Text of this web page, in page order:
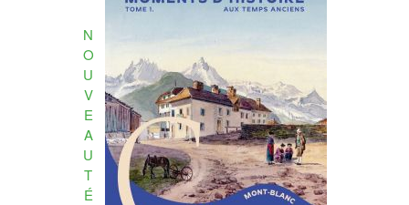
N
O
U
V
E
A
U
T
É